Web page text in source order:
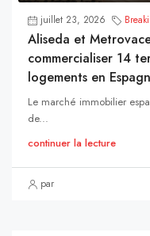
juillet 23, 2026
Aliseda et
commercialiser 14
logements en
Le marché immobilier
de...
continuer la lecture
par